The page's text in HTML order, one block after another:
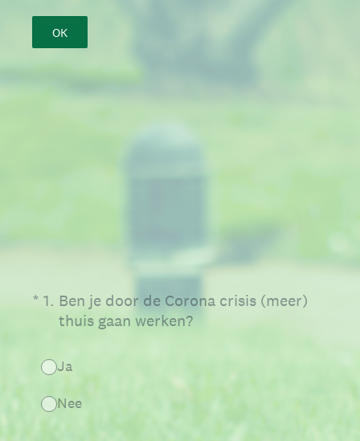
OK
* 1. Ben je door de Corona crisis (meer)
thuis gaan werken?
(Vereist.)
Ja
Nee